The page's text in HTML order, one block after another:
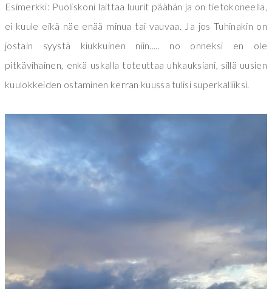
Esimerkki: Puoliskoni laittaa luurit päähän ja on tietokoneella,
ei kuule eikä näe enää minua tai vauvaa. Ja jos Tuhinakin on
jostain syystä kiukkuinen niin..... no onneksi en ole
pitkävihainen, enkä uskalla toteuttaa uhkauksiani, sillä uusien
kuulokkeiden ostaminen kerran kuussa tulisi superkalliiksi.